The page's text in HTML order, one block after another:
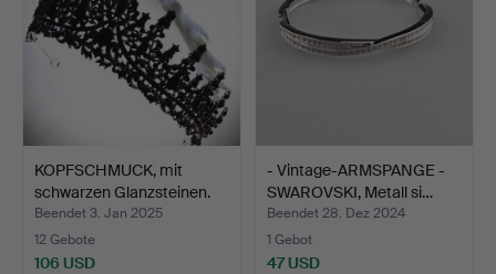
KOPFSCHMUCK, mit
schwarzen Glanzsteinen.
Beendet 3. Jan 2025
12 Gebote
106 USD
- Vintage-ARMSPANGE -
SWAROVSKI, Metall si…
Beendet 28. Dez 2024
1 Gebot
47 USD